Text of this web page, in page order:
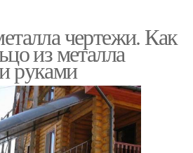
чертежи. Как
из металла
руками